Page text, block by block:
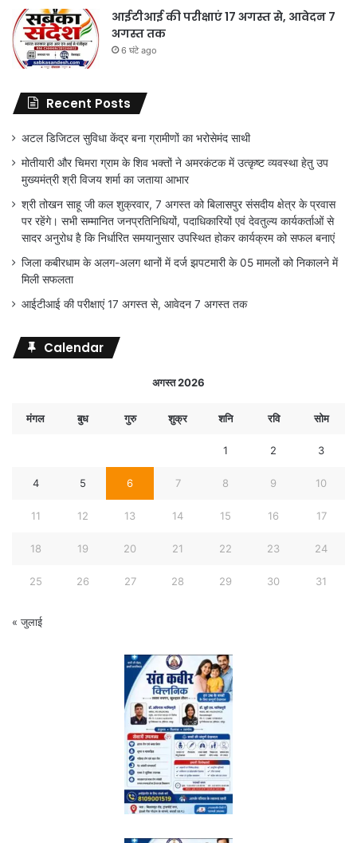
आईटीआई की परीक्षाएं 17 अगस्त से, आवेदन 7
अगस्त तक
6 घंटे ago
Recent Posts
अटल डिजिटल सुविधा केंद्र बना ग्रामीणों का भरोसेमंद साथी
मोतीयारी और चिमरा ग्राम के शिव भक्तों ने अमरकंटक में उत्कृष्ट व्यवस्था हेतु उप
मुख्यमंत्री श्री विजय शर्मा का जताया आभार
श्री तोखन साहू जी कल शुक्रवार, 7 अगस्त को बिलासपुर संसदीय क्षेत्र के प्रवास
पर रहेंगे। सभी सम्मानित जनप्रतिनिधियों, पदाधिकारियों एवं देवतुल्य कार्यकर्ताओं से
सादर अनुरोध है कि निर्धारित समयानुसार उपस्थित होकर कार्यक्रम को सफल बनाएं
जिला कबीरधाम के अलग-अलग थानों में दर्ज झपटमारी के 05 मामलों को निकालने में
मिली सफलता
आईटीआई की परीक्षाएं 17 अगस्त से, आवेदन 7 अगस्त तक
Calendar
अगस्त 2026
मंगल बुध गुरु शुक्र शनि रवि सोम
1 2 3
4 5 6 7 8 9 10
11 12 13 14 15 16 17
18 19 20 21 22 23 24
25 26 27 28 29 30 31
« जुलाई